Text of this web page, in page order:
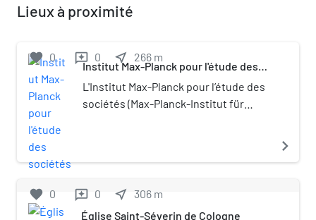
Lieux à proximité
favorite 0 reviews 0 near_me 266 m
Institut Max-Planck pour l'étude des
L'Institut Max-Planck pour l’étude des
sociétés (Max-Planck-Institut für
principalement de la recherche
fondamentale dans le but d'une
navigate_next
favorite 0 reviews 0 near_me 306 m
Église Saint-Séverin de Cologne